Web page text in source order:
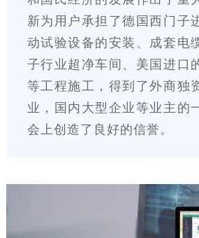
新为用户承担了德国西门子
动试验设备的安装、成套电
子行业超净车间、美国进口
等工程施工，得到了外商独
业，国内大型企业等业主的
会上创造了良好的信誉。